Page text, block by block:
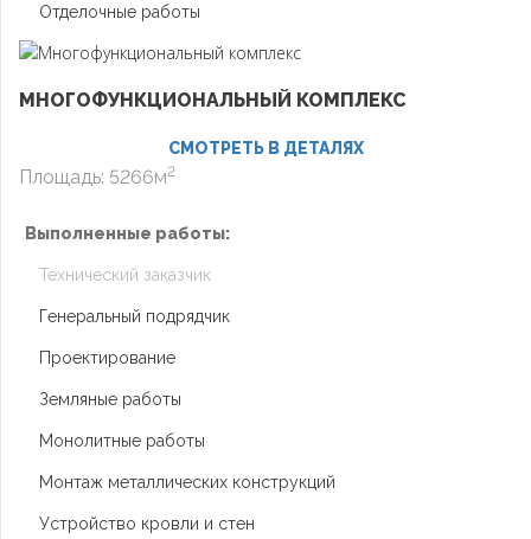
Отделочные работы
МНОГОФУНКЦИОНАЛЬНЫЙ КОМПЛЕКС
СМОТРЕТЬ В ДЕТАЛЯХ
Площадь: 5266м2
Выполненные работы:
Технический заказчик
Генеральный подрядчик
Проектирование
Земляные работы
Монолитные работы
Монтаж металлических конструкций
Устройство кровли и стен